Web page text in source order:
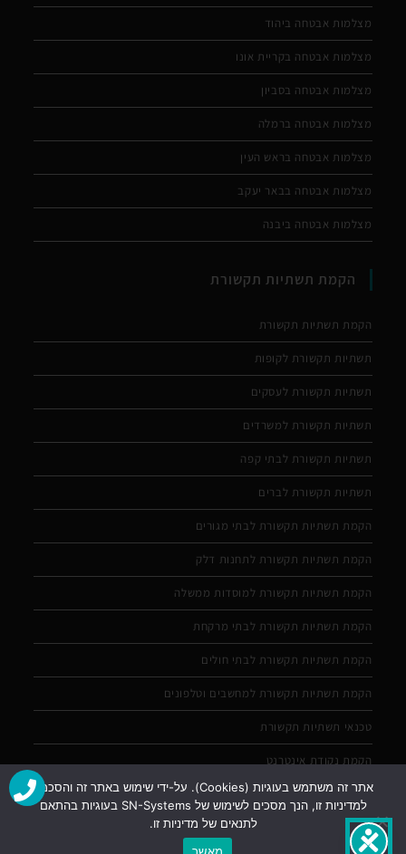
מצלמות אבטחה ביהוד
מצלמות אבטחה בקריית אונו
מצלמות אבטחה בסביון
מצלמות אבטחה ברמלה
מצלמות אבטחה בראש העין
מצלמות אבטחה בבאר יעקב
מצלמות אבטחה ביבנה
הקמת תשתיות תקשורת
הקמת תשתיות תקשורת
תשתיות תקשורת לקופות
תשתיות תקשורת לעסקים
תשתיות תקשורת למשרדים
תשתיות תקשורת לבתי קפה
תשתיות תקשורת לברים
הקמת תשתיות תקשורת לבתי מגורים
הקמת תשתיות תקשורת לתחנות דלק
הקמת תשתיות תקשורת למוסדות ממשלה
הקמת תשתיות תקשורת לבתי מרקחת
הקמת תשתיות תקשורת לבתי חולים
הקמת תשתיות תקשורת למחשבים וטלפונים
טכנאי תשתיות תקשורת
הקמת נקודת אינטרנט
אתר זה משתמש בעוגיות (Cookies). על-ידי שימוש באתר זה והסכמה
למדיניות זו, הנך מסכים לשימוש של SN-Systems בעוגיות בהתאם
לתנאים של מדיניות זו.
מאשר